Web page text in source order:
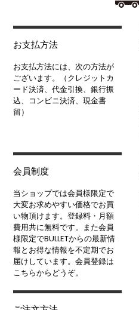
お支払方法
お支払方法には、次の方法が
ございます。（クレジットカ
ード決済、代金引換、銀行振
込、コンビニ決済、現金書
留）
会員制度
当ショップでは会員様限定で
大変お求めやすい価格でお買
い物頂けます。登録料・月額
費用共に無料です。また会員
様限定でBULLETからの最新情
報とお得な情報を不定期でお
届けしています。会員登録は
こちらからどうぞ。